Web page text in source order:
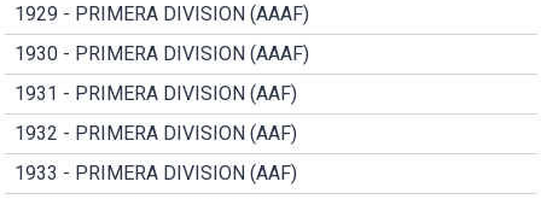
1929 - PRIMERA DIVISION (AAAF)
1930 - PRIMERA DIVISION (AAAF)
1931 - PRIMERA DIVISION (AAF)
1932 - PRIMERA DIVISION (AAF)
1933 - PRIMERA DIVISION (AAF)